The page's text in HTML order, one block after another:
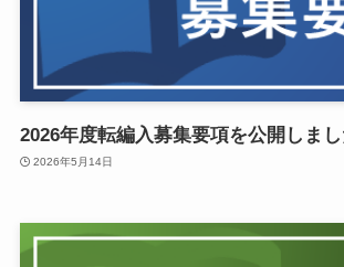
2026年度転編入募集要項を公開しま
2026年5月14日